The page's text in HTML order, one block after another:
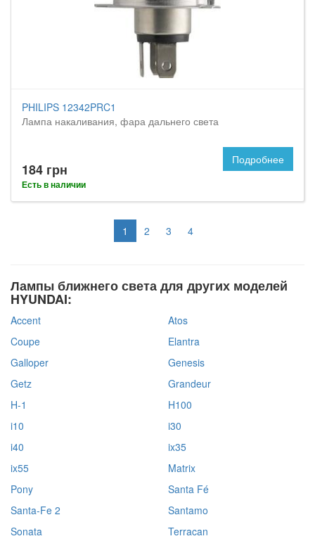
PHILIPS 12342PRC1
Лампа накаливания, фара дальнего света
184 грн
Есть в наличии
Подробнее
1 2 3 4
Лампы ближнего света для других моделей
HYUNDAI:
Accent
Atos
Coupe
Elantra
Galloper
Genesis
Getz
Grandeur
H-1
H100
i10
i30
i40
ix35
ix55
Matrix
Pony
Santa Fé
Santa-Fe 2
Santamo
Sonata
Terracan